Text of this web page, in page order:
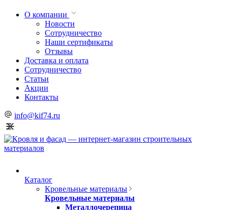
О компании
Новости
Сотрудничество
Наши сертификаты
Отзывы
Доставка и оплата
Сотрудничество
Статьи
Акции
Контакты
info@kif74.ru
Каталог
Кровельные материалы
Кровельные материалы
Металлочерепица